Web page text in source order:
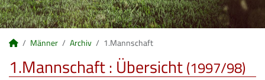
Männer Archiv 1.Mannschaft
1.Mannschaft : Übersicht(1997/98)